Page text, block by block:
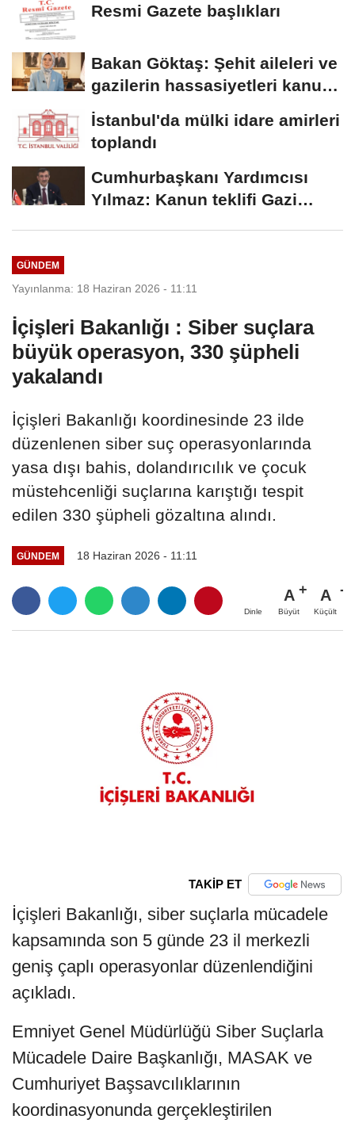
Resmi Gazete başlıkları
Bakan Göktaş: Şehit aileleri ve
gazilerin hassasiyetleri kanun
teklifinde...
İstanbul'da mülki idare amirleri
toplandı
Cumhurbaşkanı Yardımcısı
Yılmaz: Kanun teklifi Gazi
GÜNDEM
Yayınlanma: 18 Haziran 2026 - 11:11
İçişleri Bakanlığı : Siber suçlara
büyük operasyon, 330 şüpheli
yakalandı
İçişleri Bakanlığı koordinesinde 23 ilde
düzenlenen siber suç operasyonlarında
yasa dışı bahis, dolandırıcılık ve çocuk
müstehcenliği suçlarına karıştığı tespit
edilen 330 şüpheli gözaltına alındı.
GÜNDEM 18 Haziran 2026 - 11:11
Dinle
A
Büyüt
A
Küçült
TAKİP ET
İçişleri Bakanlığı, siber suçlarla mücadele
kapsamında son 5 günde 23 il merkezli
geniş çaplı operasyonlar düzenlendiğini
açıkladı.
Emniyet Genel Müdürlüğü Siber Suçlarla
Mücadele Daire Başkanlığı, MASAK ve
Cumhuriyet Başsavcılıklarının
koordinasyonunda gerçekleştirilen